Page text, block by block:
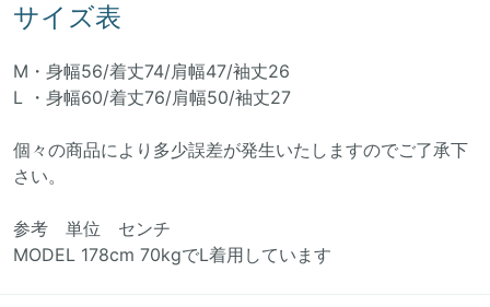
サイズ表
M・身幅56/着丈74/肩幅47/袖丈26
L ・身幅60/着丈76/肩幅50/袖丈27
個々の商品により多少誤差が発生いたしますのでご了承下
さい。
参考 単位 センチ
MODEL 178cm 70kgでL着用しています